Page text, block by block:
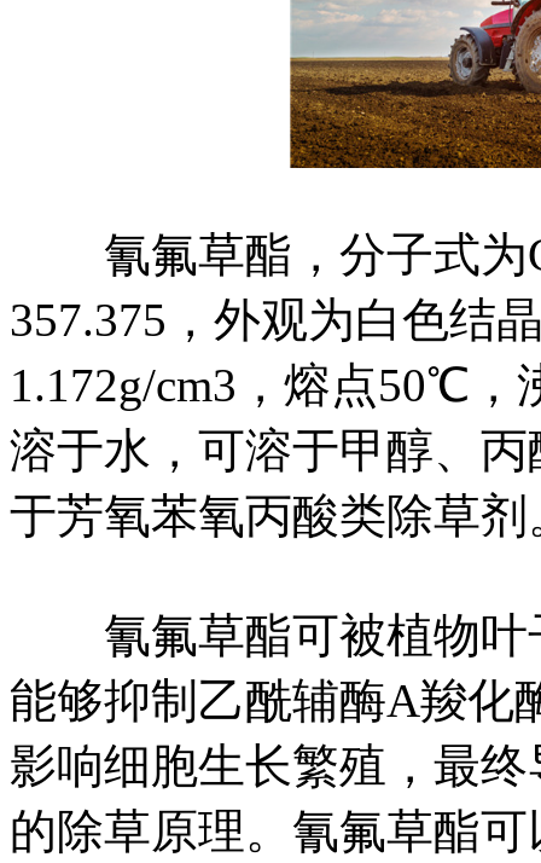
氰氟草酯，分子式为
357.375，外观为白色结
1.172g/cm3，熔点50℃
溶于水，可溶于甲醇、
于芳氧苯氧丙酸类除草剂
氰氟草酯可被植物叶
能够抑制乙酰辅酶A羧化
影响细胞生长繁殖，最
的除草原理。氰氟草酯